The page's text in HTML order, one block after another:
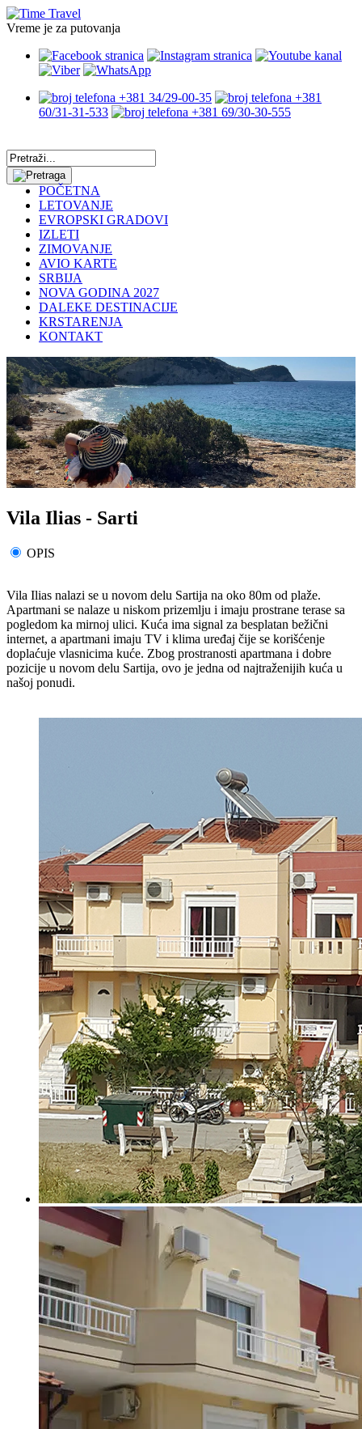
Vreme je za putovanja
+381 34/29-00-35
+381
60/31-31-533
+381 69/30-30-555
POČETNA
LETOVANJE
EVROPSKI GRADOVI
IZLETI
ZIMOVANJE
AVIO KARTE
SRBIJA
NOVA GODINA 2027
DALEKE DESTINACIJE
KRSTARENJA
KONTAKT
Vila Ilias - Sarti
OPIS
Vila Ilias nalazi se u novom delu Sartija na oko 80m od plaže.
Apartmani se nalaze u niskom prizemlju i imaju prostrane terase sa
pogledom ka mirnoj ulici. Kuća ima signal za besplatan bežični
internet, a apartmani imaju TV i klima uređaj čije se korišćenje
doplaćuje vlasnicima kuće. Zbog prostranosti apartmana i dobre
pozicije u novom delu Sartija, ovo je jedna od najtraženijih kuća u
našoj ponudi.